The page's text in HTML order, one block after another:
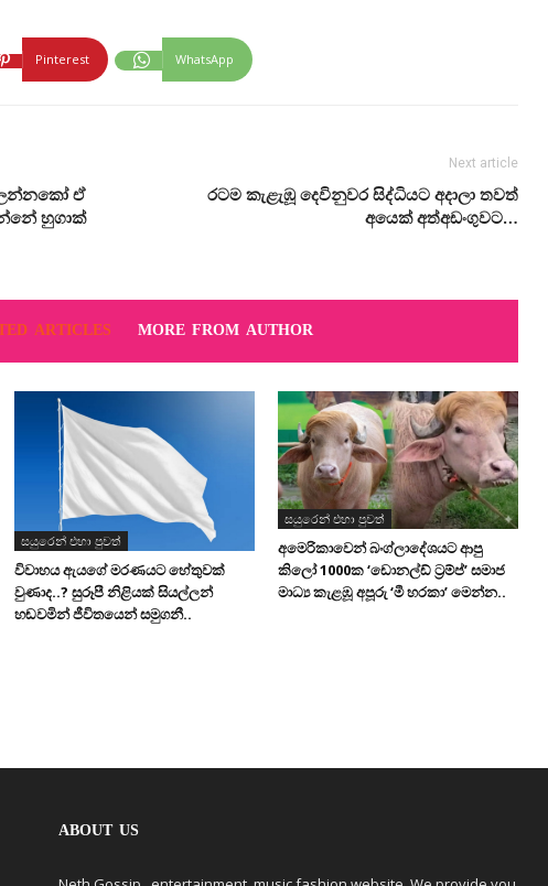
Pinterest WhatsApp
ඒ
හුගාක්
Next article
රටම කැළැඹූ දෙවිනුවර සිද්ධියට අදාලා තවත්
අයෙක් අත්අඩංගුවට…
ARTICLES MORE FROM AUTHOR
සයුරෙන් එහා පුවත්
විවාහය ඇයගේ මරණයට හේතුවක්
වුණාද..? සුරූපී නිළියක් සියල්ලන්
හඬවමින් ජීවිතයෙන් සමුගනී..
සයුරෙන් එහා පුවත්
අමෙරිකාවෙන් බංග්ලාදේශයට ආපු
කිලෝ 1000ක ‘ඩොනල්ඩ් ට්‍රම්ප්’ සමාජ
මාධ්‍ය කැළඹූ අපූරු ‘මී හරකා’ මෙන්න..
ABOUT US